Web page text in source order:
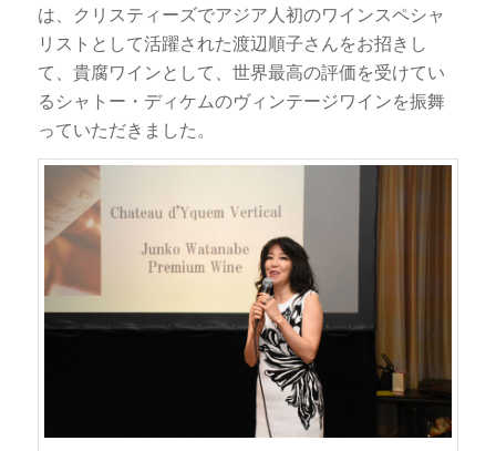
は、クリスティーズでアジア人初のワインスペシャ
リストとして活躍された渡辺順子さんをお招きし
て、貴腐ワインとして、世界最高の評価を受けてい
るシャトー・ディケムのヴィンテージワインを振舞
っていただきました。